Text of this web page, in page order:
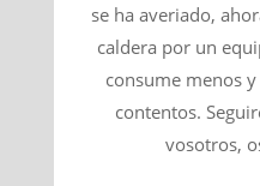
se ha averiado,
caldera por un
consume menos
contentos.
vosotros,